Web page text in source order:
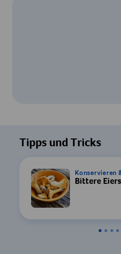
Ihre Zustimmung zur
durch YouTube
Tipps und Tricks
Konservieren
Bittere